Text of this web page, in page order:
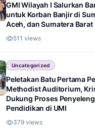
GMI Wilayah I Salurkan
untuk Korban Banjir di
Aceh, dan Sumatera Barat
511 views
Uncategorized
Peletakan Batu Pertama
Methodist Auditorium,
Dukung Proses
Pendidikan di UMI
379 views